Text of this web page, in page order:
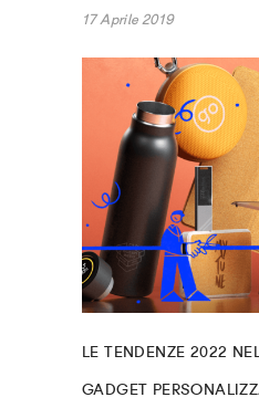
17 Aprile 2019
LE TENDENZE 2022
GADGET